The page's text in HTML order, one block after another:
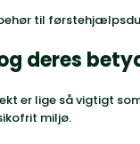
til
deres
er lige så vigtigt
miljø.